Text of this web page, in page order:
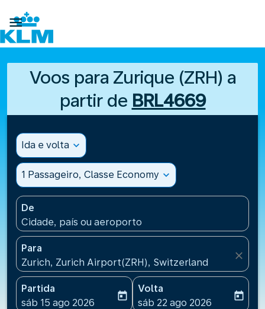

Voos para Zurique (ZRH) a
partir de BRL4669
Ida e volta expand_more
1 Passageiro, Classe Economy expand_more
De
Cidade, país ou aeroporto
Para
Zurich, Zurich Airport(ZRH), Switzerland
close
Partida
fc-booking-departure-date-aria-label
sáb 15 ago 2026
today
Volta
fc-booking-return-date-
sáb 22 ago 2026
today